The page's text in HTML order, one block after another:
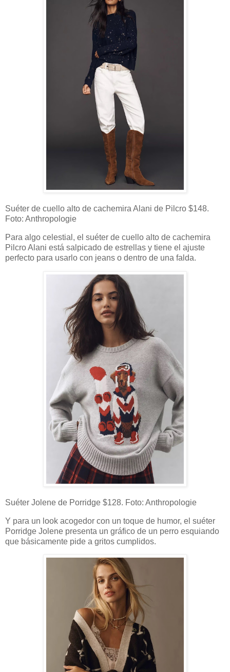
Suéter de cuello alto de cachemira Alani de Pilcro $148.
Foto: Anthropologie
Para algo celestial, el suéter de cuello alto de cachemira
Pilcro Alani está salpicado de estrellas y tiene el ajuste
perfecto para usarlo con jeans o dentro de una falda.
Suéter Jolene de Porridge $128. Foto: Anthropologie
Y para un look acogedor con un toque de humor, el suéter
Porridge Jolene presenta un gráfico de un perro esquiando
que básicamente pide a gritos cumplidos.